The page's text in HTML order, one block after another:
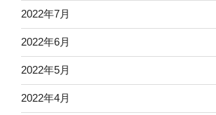
2022年7月
2022年6月
2022年5月
2022年4月